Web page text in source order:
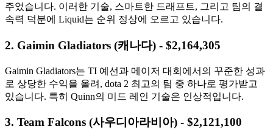
주었습니다. 이러한 기술, 스마트한 드래프트, 그리고 팀의 결
속력 덕분에 Liquid는 순위 정상에 오르고 있습니다.
2. Gaimin Gladiators (캐나다) - $2,164,305
Gaimin Gladiators는 TI 예선과 메이저 대회에서의 꾸준한 성과
로 상당한 수익을 올려, dota 2 최고의 팀 중 하나로 평가받고
있습니다. 특히 Quinn의 미드 레인 기술은 인상적입니다.
3. Team Falcons (사우디아라비아) - $2,121,100